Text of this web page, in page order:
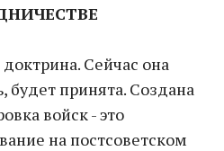
Сейчас она
будет принята. Создана
войск - это
на постсоветском